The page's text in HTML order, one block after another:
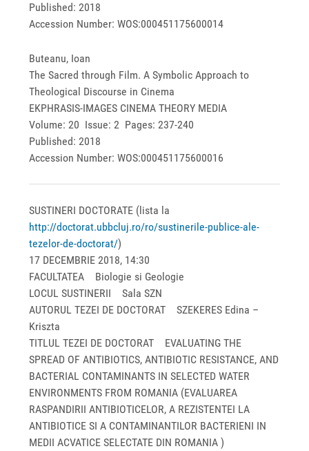
Published: 2018
Accession Number: WOS:000451175600014
Buteanu, Ioan
The Sacred through Film. A Symbolic Approach to
Theological Discourse in Cinema
EKPHRASIS-IMAGES CINEMA THEORY MEDIA
Volume: 20 Issue: 2 Pages: 237-240
Published: 2018
Accession Number: WOS:000451175600016
SUSTINERI DOCTORATE (lista la
http://doctorat.ubbcluj.ro/ro/sustinerile-publice-ale-
tezelor-de-doctorat/)
17 DECEMBRIE 2018, 14:30
FACULTATEA Biologie si Geologie
LOCUL SUSTINERII Sala SZN
AUTORUL TEZEI DE DOCTORAT SZEKERES Edina –
Kriszta
TITLUL TEZEI DE DOCTORAT EVALUATING THE
SPREAD OF ANTIBIOTICS, ANTIBIOTIC RESISTANCE, AND
BACTERIAL CONTAMINANTS IN SELECTED WATER
ENVIRONMENTS FROM ROMANIA (EVALUAREA
RASPANDIRII ANTIBIOTICELOR, A REZISTENTEI LA
ANTIBIOTICE SI A CONTAMINANTILOR BACTERIENI IN
MEDII ACVATICE SELECTATE DIN ROMANIA )